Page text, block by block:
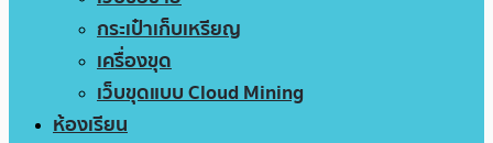
กระเป๋าเก็บเหรียญ
เครื่องขุด
เว็บขุดแบบ Cloud Mining
ห้องเรียน